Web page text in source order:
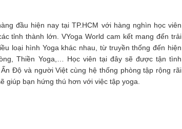
đầu hiện nay tại TP.HCM với hàng nghìn học viên
tỉnh thành lớn. VYoga World cam kết mang đến trải
loại hình Yoga khác nhau, từ truyền thống đến hiện
Thiền Yoga,… Học viên tại đây sẽ được tận tình
Độ và người Việt cùng hệ thống phòng tập rộng rãi
giúp bạn hứng thú hơn với việc tập yoga.